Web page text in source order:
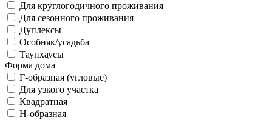
Для круглогодичного проживания
Для сезонного проживания
Дуплексы
Особняк/усадьба
Таунхаусы
Форма дома
Г-образная (угловые)
Для узкого участка
Квадратная
Н-образная